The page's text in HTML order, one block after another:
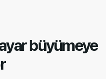
büyümeye